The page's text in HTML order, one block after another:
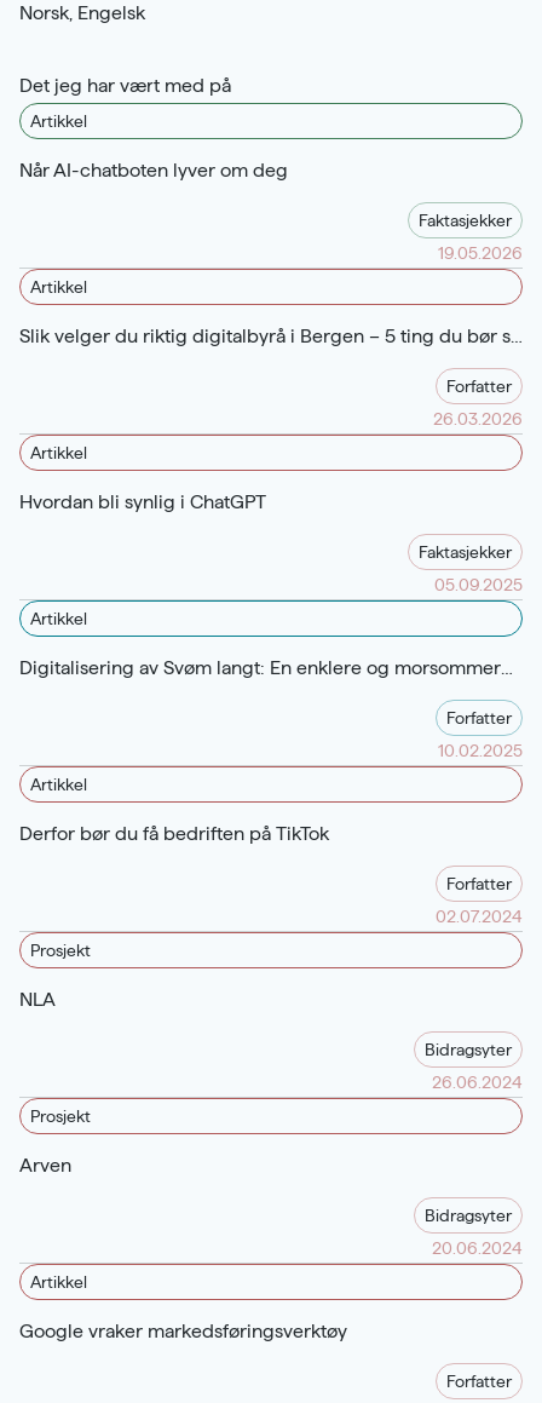
Norsk, Engelsk
Det jeg har vært med på
Artikkel
Når AI-chatboten lyver om deg
Faktasjekker
19.05.2026
Artikkel
Forfatter
26.03.2026
Artikkel
Hvordan bli synlig i ChatGPT
Faktasjekker
05.09.2025
Artikkel
Forfatter
10.02.2025
Artikkel
Derfor bør du få bedriften på TikTok
Forfatter
02.07.2024
Prosjekt
NLA
Bidragsyter
26.06.2024
Prosjekt
Arven
Bidragsyter
20.06.2024
Artikkel
Google vraker markedsføringsverktøy
Forfatter